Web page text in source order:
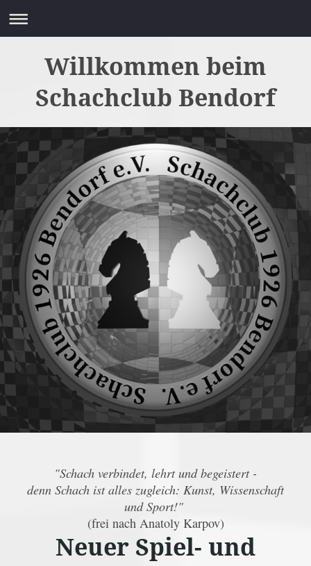
Willkommen beim
Schachclub Bendorf
"Schach verbindet, lehrt und begeistert -
denn Schach ist alles zugleich: Kunst, Wissenschaft
und Sport!"
(frei nach Anatoly Karpov)
Neuer Spiel- und